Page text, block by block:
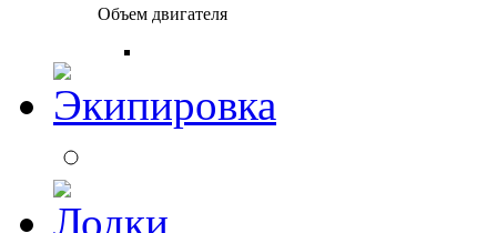
Объем двигателя